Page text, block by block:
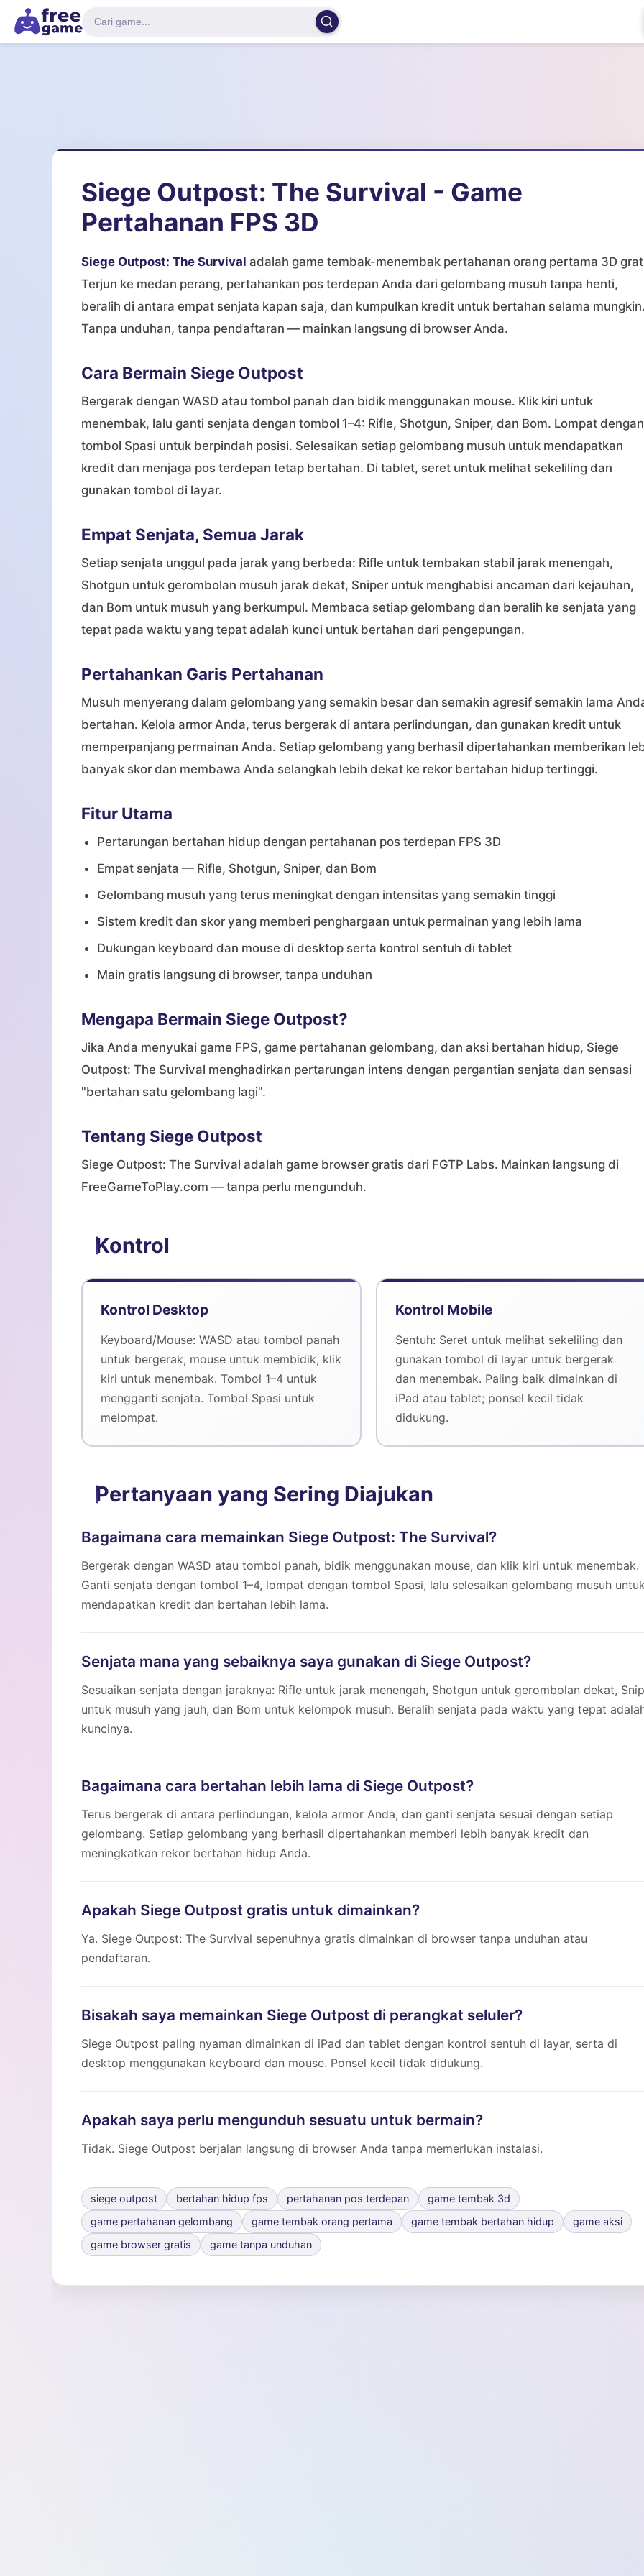
Siege Outpost: The Survival - Game
Pertahanan FPS 3D
Siege Outpost: The Survival adalah game tembak-menembak pertahanan orang pertama 3D
Terjun ke medan perang, pertahankan pos terdepan Anda dari gelombang musuh tanpa henti,
beralih di antara empat senjata kapan saja, dan kumpulkan kredit untuk bertahan selama
Tanpa unduhan, tanpa pendaftaran — mainkan langsung di browser Anda.
Cara Bermain Siege Outpost
Bergerak dengan WASD atau tombol panah dan bidik menggunakan mouse. Klik kiri untuk
menembak, lalu ganti senjata dengan tombol 1–4: Rifle, Shotgun, Sniper, dan Bom. Lompat dengan
tombol Spasi untuk berpindah posisi. Selesaikan setiap gelombang musuh untuk mendapatkan
kredit dan menjaga pos terdepan tetap bertahan. Di tablet, seret untuk melihat sekeliling dan
gunakan tombol di layar.
Empat Senjata, Semua Jarak
Setiap senjata unggul pada jarak yang berbeda: Rifle untuk tembakan stabil jarak menengah,
Shotgun untuk gerombolan musuh jarak dekat, Sniper untuk menghabisi ancaman dari kejauhan,
dan Bom untuk musuh yang berkumpul. Membaca setiap gelombang dan beralih ke senjata yang
tepat pada waktu yang tepat adalah kunci untuk bertahan dari pengepungan.
Pertahankan Garis Pertahanan
Musuh menyerang dalam gelombang yang semakin besar dan semakin agresif semakin lama
bertahan. Kelola armor Anda, terus bergerak di antara perlindungan, dan gunakan kredit untuk
memperpanjang permainan Anda. Setiap gelombang yang berhasil dipertahankan memberikan
banyak skor dan membawa Anda selangkah lebih dekat ke rekor bertahan hidup tertinggi.
Fitur Utama
Pertarungan bertahan hidup dengan pertahanan pos terdepan FPS 3D
Empat senjata — Rifle, Shotgun, Sniper, dan Bom
Gelombang musuh yang terus meningkat dengan intensitas yang semakin tinggi
Sistem kredit dan skor yang memberi penghargaan untuk permainan yang lebih lama
Dukungan keyboard dan mouse di desktop serta kontrol sentuh di tablet
Main gratis langsung di browser, tanpa unduhan
Mengapa Bermain Siege Outpost?
Jika Anda menyukai game FPS, game pertahanan gelombang, dan aksi bertahan hidup, Siege
Outpost: The Survival menghadirkan pertarungan intens dengan pergantian senjata dan sensasi
"bertahan satu gelombang lagi".
Tentang Siege Outpost
Siege Outpost: The Survival adalah game browser gratis dari FGTP Labs. Mainkan langsung di
FreeGameToPlay.com — tanpa perlu mengunduh.
Kontrol
Kontrol Desktop
Keyboard/Mouse: WASD atau tombol panah
untuk bergerak, mouse untuk membidik, klik
kiri untuk menembak. Tombol 1–4 untuk
mengganti senjata. Tombol Spasi untuk
melompat.
Kontrol Mobile
Sentuh: Seret untuk melihat sekeliling dan
gunakan tombol di layar untuk bergerak
dan menembak. Paling baik dimainkan di
iPad atau tablet; ponsel kecil tidak
didukung.
Pertanyaan yang Sering Diajukan
Bagaimana cara memainkan Siege Outpost: The Survival?
Bergerak dengan WASD atau tombol panah, bidik menggunakan mouse, dan klik kiri untuk menembak.
Ganti senjata dengan tombol 1–4, lompat dengan tombol Spasi, lalu selesaikan gelombang musuh
mendapatkan kredit dan bertahan lebih lama.
Senjata mana yang sebaiknya saya gunakan di Siege Outpost?
Sesuaikan senjata dengan jaraknya: Rifle untuk jarak menengah, Shotgun untuk gerombolan dekat,
untuk musuh yang jauh, dan Bom untuk kelompok musuh. Beralih senjata pada waktu yang tepat
kuncinya.
Bagaimana cara bertahan lebih lama di Siege Outpost?
Terus bergerak di antara perlindungan, kelola armor Anda, dan ganti senjata sesuai dengan setiap
gelombang. Setiap gelombang yang berhasil dipertahankan memberi lebih banyak kredit dan
meningkatkan rekor bertahan hidup Anda.
Apakah Siege Outpost gratis untuk dimainkan?
Ya. Siege Outpost: The Survival sepenuhnya gratis dimainkan di browser tanpa unduhan atau
pendaftaran.
Bisakah saya memainkan Siege Outpost di perangkat seluler?
Siege Outpost paling nyaman dimainkan di iPad dan tablet dengan kontrol sentuh di layar, serta di
desktop menggunakan keyboard dan mouse. Ponsel kecil tidak didukung.
Apakah saya perlu mengunduh sesuatu untuk bermain?
Tidak. Siege Outpost berjalan langsung di browser Anda tanpa memerlukan instalasi.
siege outpost bertahan hidup fps pertahanan pos terdepan
game tembak 3d
game pertahanan gelombang
game tembak orang pertama game tembak bertahan hidup
game aksi
game browser gratis
game tanpa unduhan